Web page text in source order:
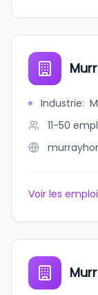
Industrie:
11-50
Voir les